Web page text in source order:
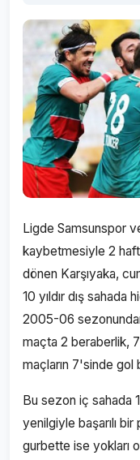
Ligde Samsunspor
kaybetmesiyle 2
dönen Karşıyaka,
10 yıldır dış sahada
2005-06
maçta 2 beraberlik,
maçların 7'sinde gol
Bu sezon iç sahada
yenilgiyle başarılı
gurbette ise yokları